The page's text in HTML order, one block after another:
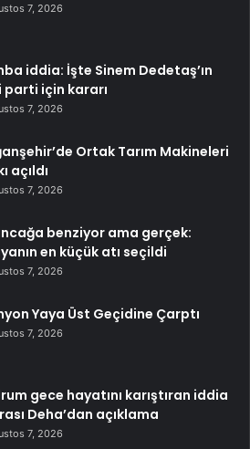
7, 2026
iddia: İşte Sinem Dedetaş’ın
parti için kararı
7, 2026
Ortak Tarım Makineleri
açıldı
7, 2026
benziyor ama gerçek:
en küçük atı seçildi
7, 2026
Yaya Üst Geçidine Çarptı
7, 2026
gece hayatını karıştıran iddia
Deha’dan açıklama
7, 2026